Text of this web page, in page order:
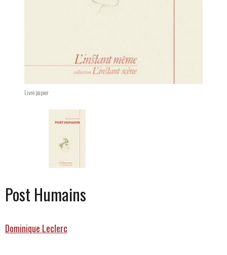
Livre papier
Changing the current slide of this carousel
Post Humains
Dominique Leclerc